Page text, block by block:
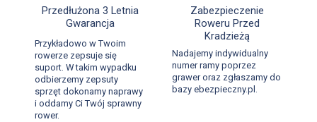
Szybki podgląd
Przedłużona 3 Letnia
Gwarancja
Przykładowo w Twoim
rowerze zepsuje się
suport. W takim wypadku
odbierzemy zepsuty
sprzęt dokonamy naprawy
i oddamy Ci Twój sprawny
rower.
Szybki podgląd
Zabezpieczenie
Roweru Przed
Kradzieżą
Nadajemy indywidualny
numer ramy poprzez
grawer oraz zgłaszamy do
bazy ebezpieczny.pl.